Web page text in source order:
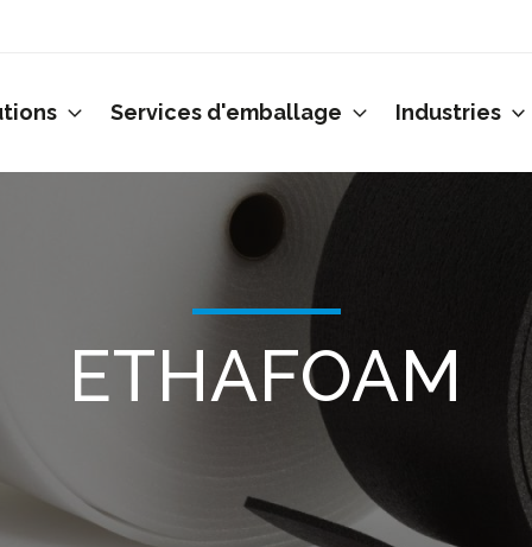
Services d'emballage Industries
ETHAFOAM